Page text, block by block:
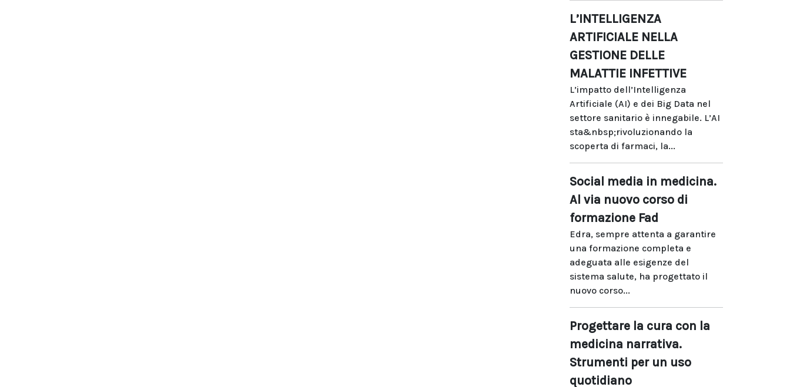
L’INTELLIGENZA
ARTIFICIALE NELLA
GESTIONE DELLE
MALATTIE INFETTIVE
L’impatto dell’Intelligenza
Artificiale (AI) e dei Big Data nel
settore sanitario è innegabile. L’AI
sta&nbsp;rivoluzionando la
scoperta di farmaci, la...
Social media in medicina.
Al via nuovo corso di
formazione Fad
Edra, sempre attenta a garantire
una formazione completa e
adeguata alle esigenze del
sistema salute, ha progettato il
nuovo corso...
Progettare la cura con la
medicina narrativa.
Strumenti per un uso
quotidiano